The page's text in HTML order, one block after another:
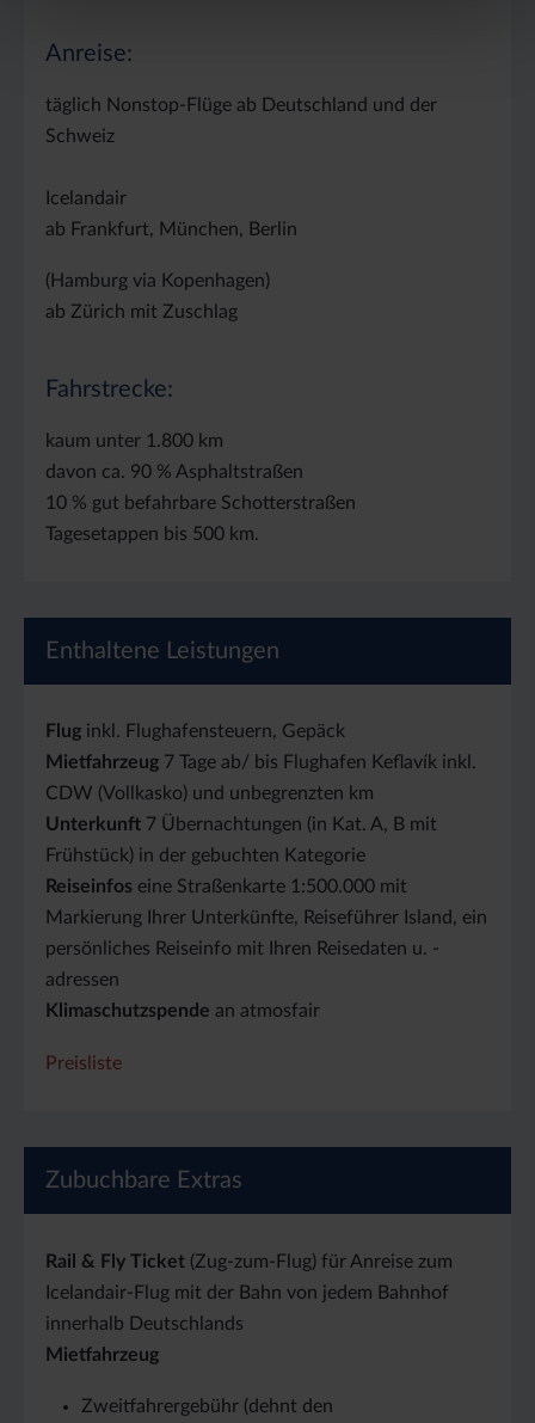
Anreise:
täglich Nonstop-Flüge ab Deutschland und der
Schweiz
Icelandair
ab Frankfurt, München, Berlin
(Hamburg via Kopenhagen)
ab Zürich mit Zuschlag
Fahrstrecke:
kaum unter 1.800 km
davon ca. 90 % Asphaltstraßen
10 % gut befahrbare Schotterstraßen
Tagesetappen bis 500 km.
Enthaltene Leistungen
Fluginkl. Flughafensteuern, Gepäck
Mietfahrzeug7 Tage ab/ bis Flughafen Keflavík inkl.
CDW (Vollkasko) und unbegrenzten km
Unterkunft7 Übernachtungen (in Kat. A, B mit
Frühstück) in der gebuchten Kategorie
Reiseinfoseine Straßenkarte 1:500.000 mit
Markierung Ihrer Unterkünfte, Reiseführer Island, ein
persönliches Reiseinfo mit Ihren Reisedaten u. -
adressen
Klimaschutzspende an atmosfair
Preisliste
Zubuchbare Extras
Rail & Fly Ticket(Zug-zum-Flug) für Anreise zum
Icelandair-Flug mit der Bahn von jedem Bahnhof
innerhalb Deutschlands
Mietfahrzeug
Zweitfahrergebühr (dehnt den